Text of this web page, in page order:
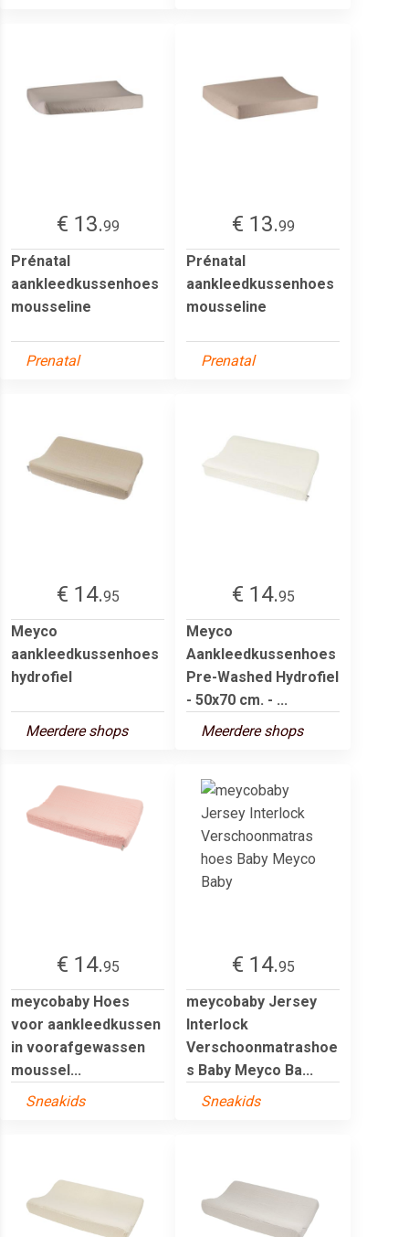
€ 13.99
Prénatal
aankleedkussenhoes
mousseline
Prenatal
€ 13.99
Prénatal
aankleedkussenhoes
mousseline
Prenatal
€ 14.95
Meyco
aankleedkussenhoes
hydrofiel
Meerdere shops
€ 14.95
Meyco
Aankleedkussenhoes
Pre-Washed Hydrofiel
- 50x70 cm. - ...
Meerdere shops
€ 14.95
meycobaby Hoes
voor aankleedkussen
in voorafgewassen
moussel...
Sneakids
€ 14.95
meycobaby Jersey
Interlock
Verschoonmatrashoe
s Baby Meyco Ba...
Sneakids